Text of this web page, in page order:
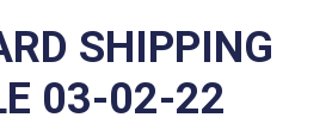
SHIPPING
03-02-22